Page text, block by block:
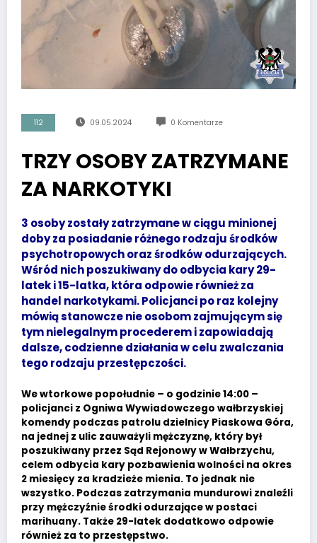
112 09.05.2024 0 Komentarze
TRZY OSOBY ZATRZYMANE
ZA NARKOTYKI
3 osoby zostały zatrzymane w ciągu minionej
doby za posiadanie różnego rodzaju środków
psychotropowych oraz środków odurzających.
Wśród nich poszukiwany do odbycia kary 29-
latek i 15-latka, która odpowie również za
handel narkotykami. Policjanci po raz kolejny
mówią stanowcze nie osobom zajmującym się
tym nielegalnym procederem i zapowiadają
dalsze, codzienne działania w celu zwalczania
tego rodzaju przestępczości.
We wtorkowe popołudnie – o godzinie 14:00 –
policjanci z Ogniwa Wywiadowczego wałbrzyskiej
komendy podczas patrolu dzielnicy Piaskowa Góra,
na jednej z ulic zauważyli mężczyznę, który był
poszukiwany przez Sąd Rejonowy w Wałbrzychu,
celem odbycia kary pozbawienia wolności na okres
2 miesięcy za kradzieże mienia. To jednak nie
wszystko. Podczas zatrzymania mundurowi znaleźli
przy mężczyźnie środki odurzające w postaci
marihuany. Także 29-latek dodatkowo odpowie
również za to przestępstwo.